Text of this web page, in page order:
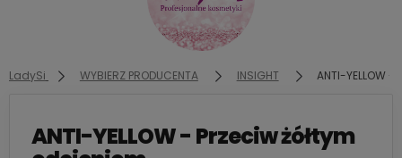
Zaloguj się
Załóż konto
Wybierz coś dla siebie z naszej aktualnej oferty lub
LadySi WYBIERZ PRODUCENTA INSIGHT ANTI-YELLOW
ANTI-YELLOW - Przeciw żółtym